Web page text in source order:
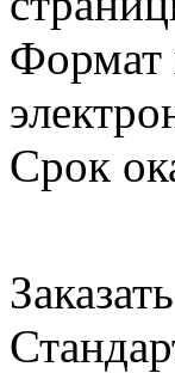
Формат
Срок